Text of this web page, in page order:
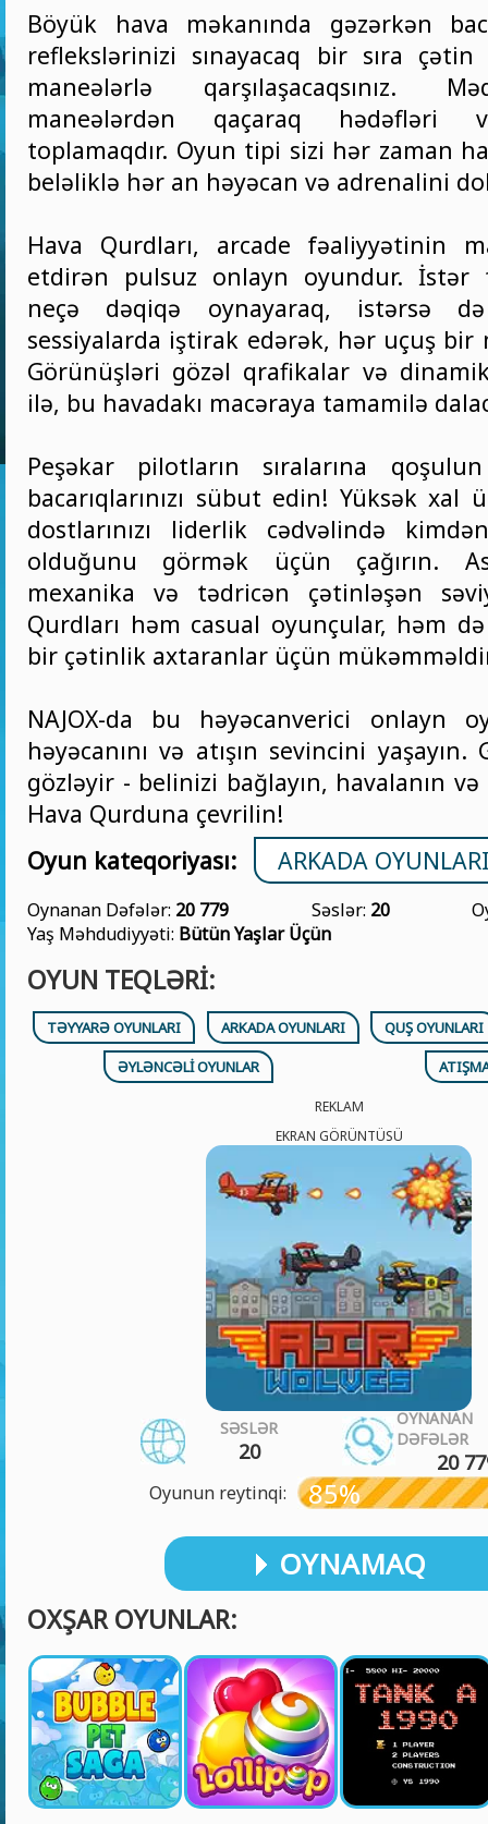
Böyük hava məkanında gəzərkən
reflekslərinizi sınayacaq bir sıra
maneələrlə qarşılaşacaqsınız.
maneələrdən qaçaraq hədəfləri
toplamaqdır. Oyun tipi sizi hər zaman
beləliklə hər an həyəcan və adrenalini
Hava Qurdları, arcade fəaliyyətinin
etdirən pulsuz onlayn oyundur. İstər
neçə dəqiqə oynayaraq, istərsə
sessiyalarda iştirak edərək, hər uçuş bir
Görünüşləri gözəl qrafikalar və
ilə, bu havadakı macəraya tamamilə
Peşəkar pilotların sıralarına
bacarıqlarınızı sübut edin! Yüksək xal
dostlarınızı liderlik cədvəlində
olduğunu görmək üçün çağırın.
mexanika və tədricən çətinləşən
Qurdları həm casual oyunçular, həm
bir çətinlik axtaranlar üçün
NAJOX-da bu həyəcanverici onlayn
həyəcanını və atışın sevincini
gözləyir - belinizi bağlayın, havalanın
Hava Qurduna çevrilin!
Oyun kateqoriyası:
ARKADA OYUNLARI
Oynanan Dəfələr: 20 779 Səslər: 20
Yaş Məhdudiyyəti: Bütün Yaşlar Üçün
OYUN TEQLƏRI:
TƏYYARƏ OYUNLARI ARKADA OYUNLARI
QUŞ OYUNLARI
ƏYLƏNCƏLI OYUNLAR
REKLAM
EKRAN GÖRÜNTÜSÜ
SƏSLƏR
20
OYNANAN
DƏFƏLƏR
20
Oyunun reytinqi: 85%
OYNAMAQ
OXŞAR OYUNLAR: